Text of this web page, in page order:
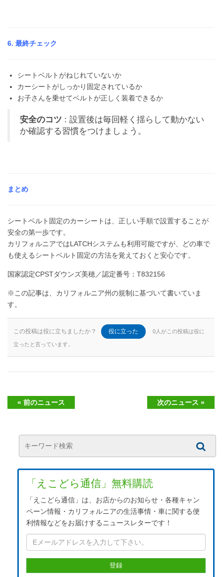
6. 最終チェック
シートベルトがねじれていないか
カーシートがしっかり固定されているか
お子さんを乗せてベルトが正しく装着できるか
安全のコツ : 設置後は毎回軽く揺らして動かない
か確認する習慣をつけましょう。
まとめ
シートベルト固定のカーシートは、正しい手順で設置することが
安全の第一歩です。
カリフォルニアではLATCHシステムも利用可能ですが、どの車で
も使えるシートベルト固定の方法を覚えておくと安心です。
国家認定CPSTダウンズ美穂／認定番号：T832156
※この記事は、カリフォルニア州の規制に基づいて書いていま
す。
この投稿は役に立ちましたか？ 役に立った 0人がこの投稿は役に
立ったと言っています。
« 前のニュース 次のニュース »
「えこどら通信」無料購読
「えこどら通信」は、お店からのお知らせ・各種キャン
ペーン情報・カリフォルニアの生活事情・車に関する便
利情報などをお届けするニュースレターです！